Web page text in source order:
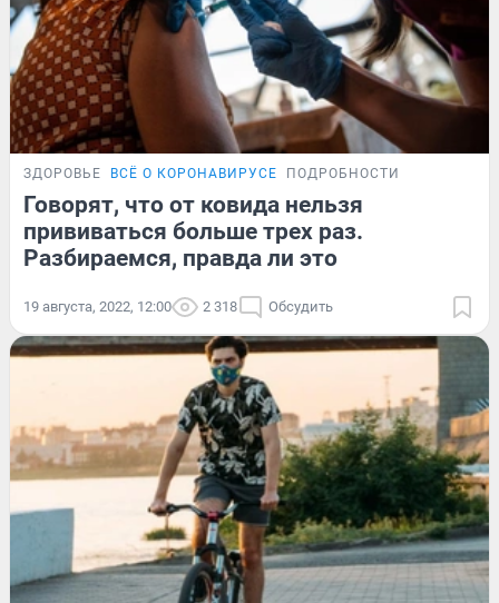
ЗДОРОВЬЕ ВСЁ О КОРОНАВИРУСЕ ПОДРОБНОСТИ
Говорят, что от ковида нельзя
прививаться больше трех раз.
Разбираемся, правда ли это
19 августа, 2022, 12:00 2 318 Обсудить